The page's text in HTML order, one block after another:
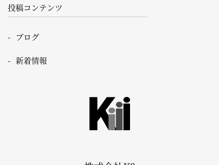
投稿コンテンツ
ブログ
新着情報